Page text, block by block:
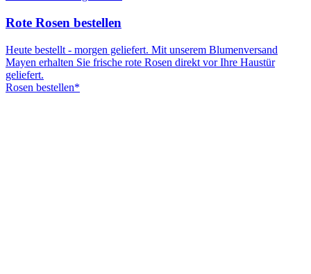
Rote Rosen bestellen
Heute bestellt - morgen geliefert. Mit unserem Blumenversand
Mayen erhalten Sie frische rote Rosen direkt vor Ihre Haustür
geliefert.
Rosen bestellen*